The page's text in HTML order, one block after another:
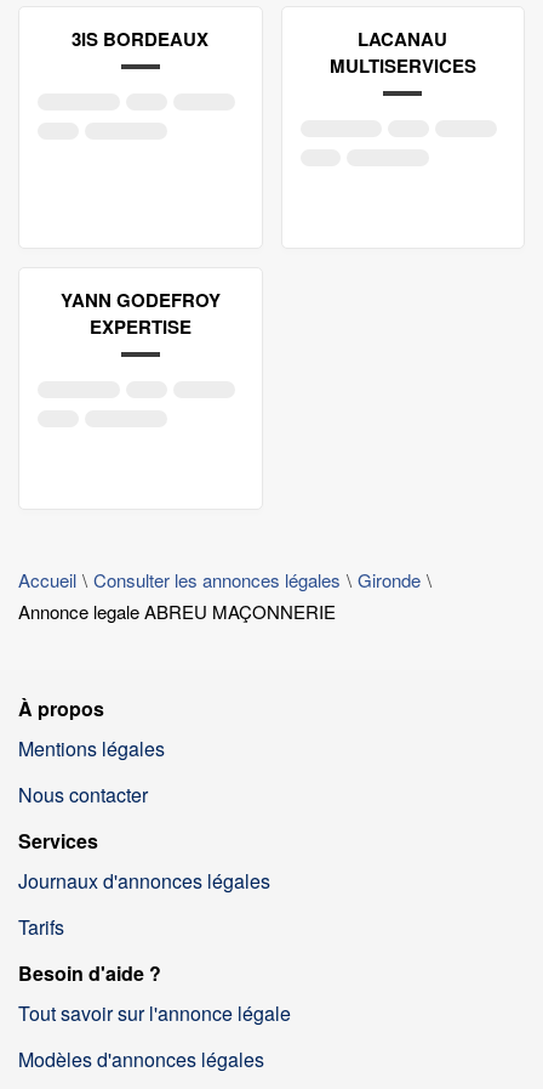
3IS BORDEAUX
LACANAU
MULTISERVICES
YANN GODEFROY
EXPERTISE
Accueil Consulter les annonces légales
Gironde
Annonce legale ABREU MAÇONNERIE
À propos
Mentions légales
Nous contacter
Services
Journaux d'annonces légales
Tarifs
Besoin d'aide ?
Tout savoir sur l'annonce légale
Modèles d'annonces légales